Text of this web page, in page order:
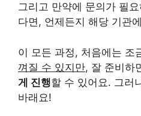
그리고 만약에 문의가 필
다면, 언제든지 해당 기관
이 모든 과정, 처음에는 조
껴질 수 있지만, 잘 준비하
게 진행할 수 있어요. 그러
바래요!